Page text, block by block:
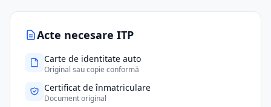
Acte necesare ITP
Carte de identitate auto
Original sau copie conformă
Certificat de înmatriculare
Document original